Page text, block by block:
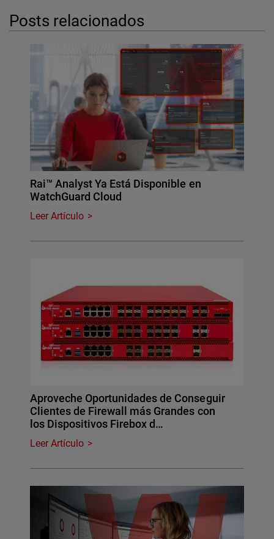
Posts relacionados
Rai™ Analyst Ya Está Disponible en
WatchGuard Cloud
Leer Artículo
Aproveche Oportunidades de Conseguir
Clientes de Firewall más Grandes con
los Dispositivos Firebox d…
Leer Artículo